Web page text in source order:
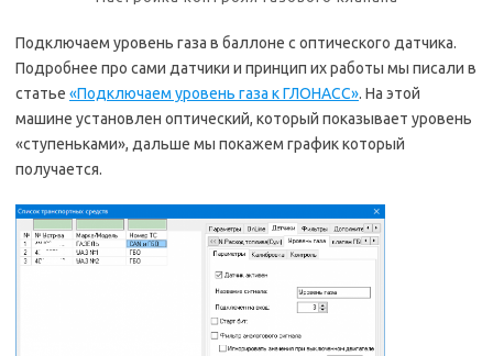
Подключаем уровень газа в баллоне с оптического датчика.
Подробнее про сами датчики и принцип их работы мы писали в
статье «Подключаем уровень газа к ГЛОНАСС». На этой
машине установлен оптический, который показывает уровень
«ступеньками», дальше мы покажем график который
получается.